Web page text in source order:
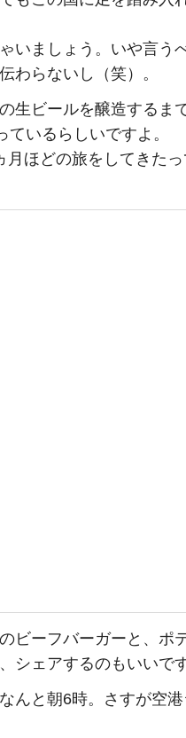
いましょう。いや言う
わらないし（笑）。
生ビールを醸造するま
いるらしいですよ。
月ほどの旅をしてきた
ビーフバーガーと、ポ
シェアするのもいいです
んと朝6時。さすが空